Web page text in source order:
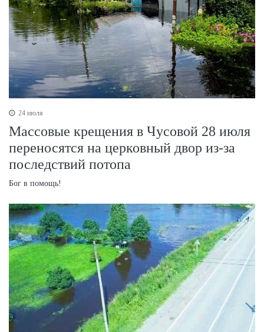
24 июля
Массовые крещения в Чусовой 28 июля
переносятся на церковный двор из-за
последствий потопа
Бог в помощь!